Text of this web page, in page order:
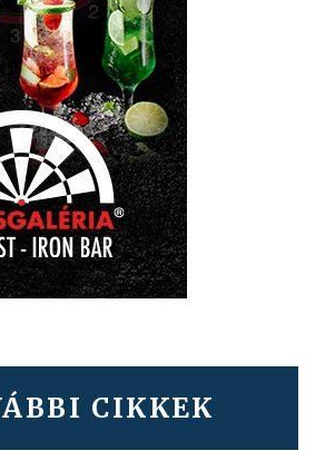
CIKKEK